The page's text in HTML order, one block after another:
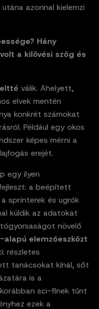
azonnal kielemzi
Hány
a kilövési szög és
válik. Ahelyett,
elvek mentén
konkrét számokat
Például egy okos
képes mérni a
erejét.
egy ilyen
a beépített
sprinterek és ugrók
küldik az adatokat
növelő
alapú elemzőeszközt
részletes
tanácsokat kínál, sőt
is a
sci-finek tűnt
ezek a